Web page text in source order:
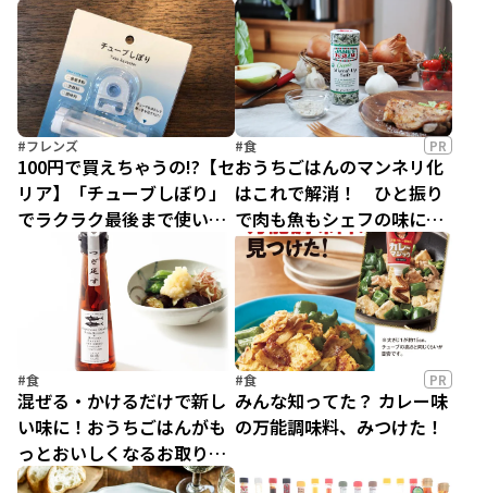
#フレンズ
100円で買えちゃうの!?【セ
リア】「チューブしぼり」
でラクラク最後まで使い切
PR
#食
おうちごはんのマンネリ化
はこれで解消！ ひと振り
で肉も魚もシェフの味にな
る超万能なクレイジーソル
トに“オーガニック”が新登
場
#食
混ぜる・かけるだけで新し
い味に！おうちごはんがも
っとおいしくなるお取り寄
せ調味料５選
PR
#食
みんな知ってた？ カレー味
の万能調味料、みつけた！